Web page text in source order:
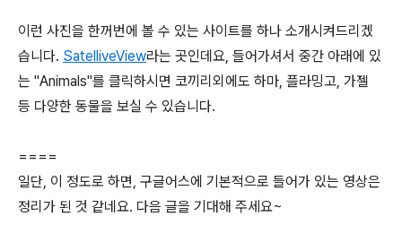
이런 사진을 한꺼번에 볼 수 있는 사이트를 하나 소개시켜드리겠
습니다. SatelliveView라는 곳인데요, 들어가셔서 중간 아래에 있
는 "Animals"를 클릭하시면 코끼리외에도 하마, 플라밍고, 가젤
등 다양한 동물을 보실 수 있습니다.
====
일단, 이 정도로 하면, 구글어스에 기본적으로 들어가 있는 영상은
정리가 된 것 같네요. 다음 글을 기대해 주세요~